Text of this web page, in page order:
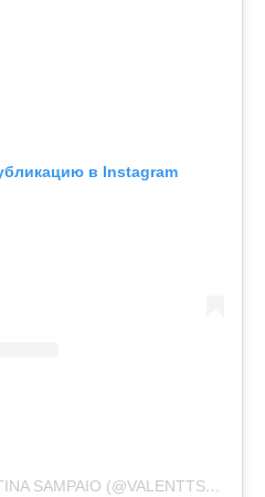
в Instagram
ПУБЛИКАЦИЯ ОТ VALENTINA SAMPAIO (@VALENTTS)3 СЕН